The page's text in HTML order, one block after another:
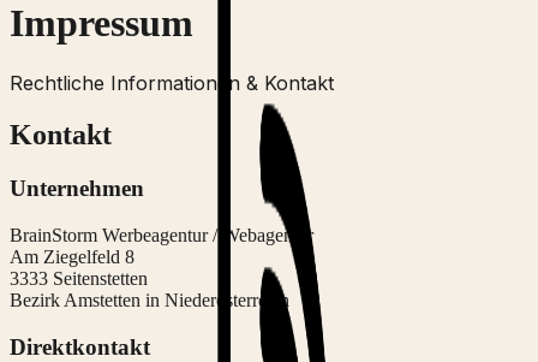
Impressum
Rechtliche Informationen & Kontakt
Kontakt
Unternehmen
BrainStorm Werbeagentur / Webagentur
Am Ziegelfeld 8
3333 Seitenstetten
Bezirk Amstetten in Niederösterreich
Direktkontakt